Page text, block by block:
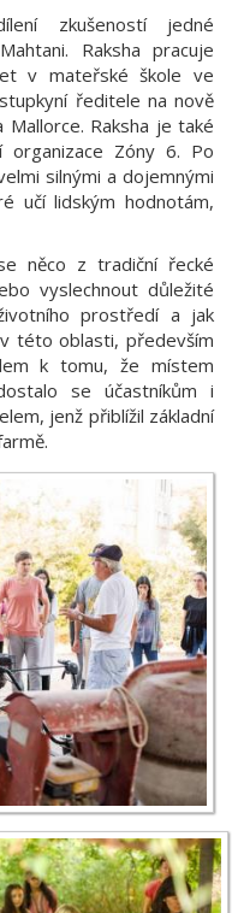
zkušeností jedné
Raksha pracuje
v mateřské škole ve
ředitele na nově
Mallorce. Raksha je také
organizace Zóny 6. Po
silnými a dojemnými
učí lidským hodnotám,
něco z tradiční řecké
vyslechnout důležité
prostředí a jak
této oblasti, především
k tomu, že místem
se účastníkům i
jenž přiblížil základní